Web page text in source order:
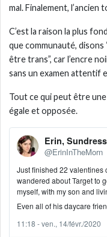
mal. Finalement,
C’est la raison la plus
que communauté, disons
être trans”, car l’encre
sans un examen attentif
Tout ce qui peut être
égale et opposée.
Erin,
@ErinInTheMorn
Just finished 22 valentines
wandered about Target to
myself, with my son and
Even all of his daycare
11:18 - ven., 14/févr./2020